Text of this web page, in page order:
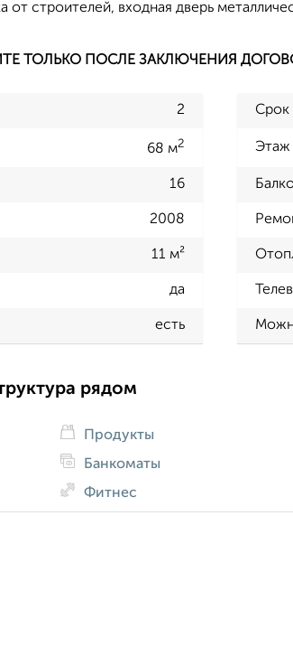
от строителей, входная дверь
ТОЛЬКО ПОСЛЕ ЗАКЛЮЧЕНИЯ
2 Срок
68 м2 Этаж
16
2008
11 м²
да
есть
рядом
Продукты
Банкоматы
Фитнес